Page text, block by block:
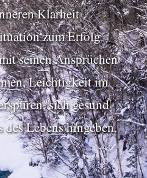
Klarheit
zum Erfolg
seinen Ansprüchen
Leichtigkeit im
sich gesund
Lebens hingeben.